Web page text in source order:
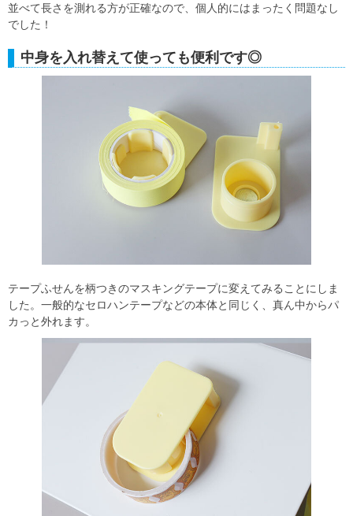
並べて長さを測れる方が正確なので、個人的にはまったく問題なし
でした！
中身を入れ替えて使っても便利です◎
テープふせんを柄つきのマスキングテープに変えてみることにしま
した。一般的なセロハンテープなどの本体と同じく、真ん中からパ
カっと外れます。